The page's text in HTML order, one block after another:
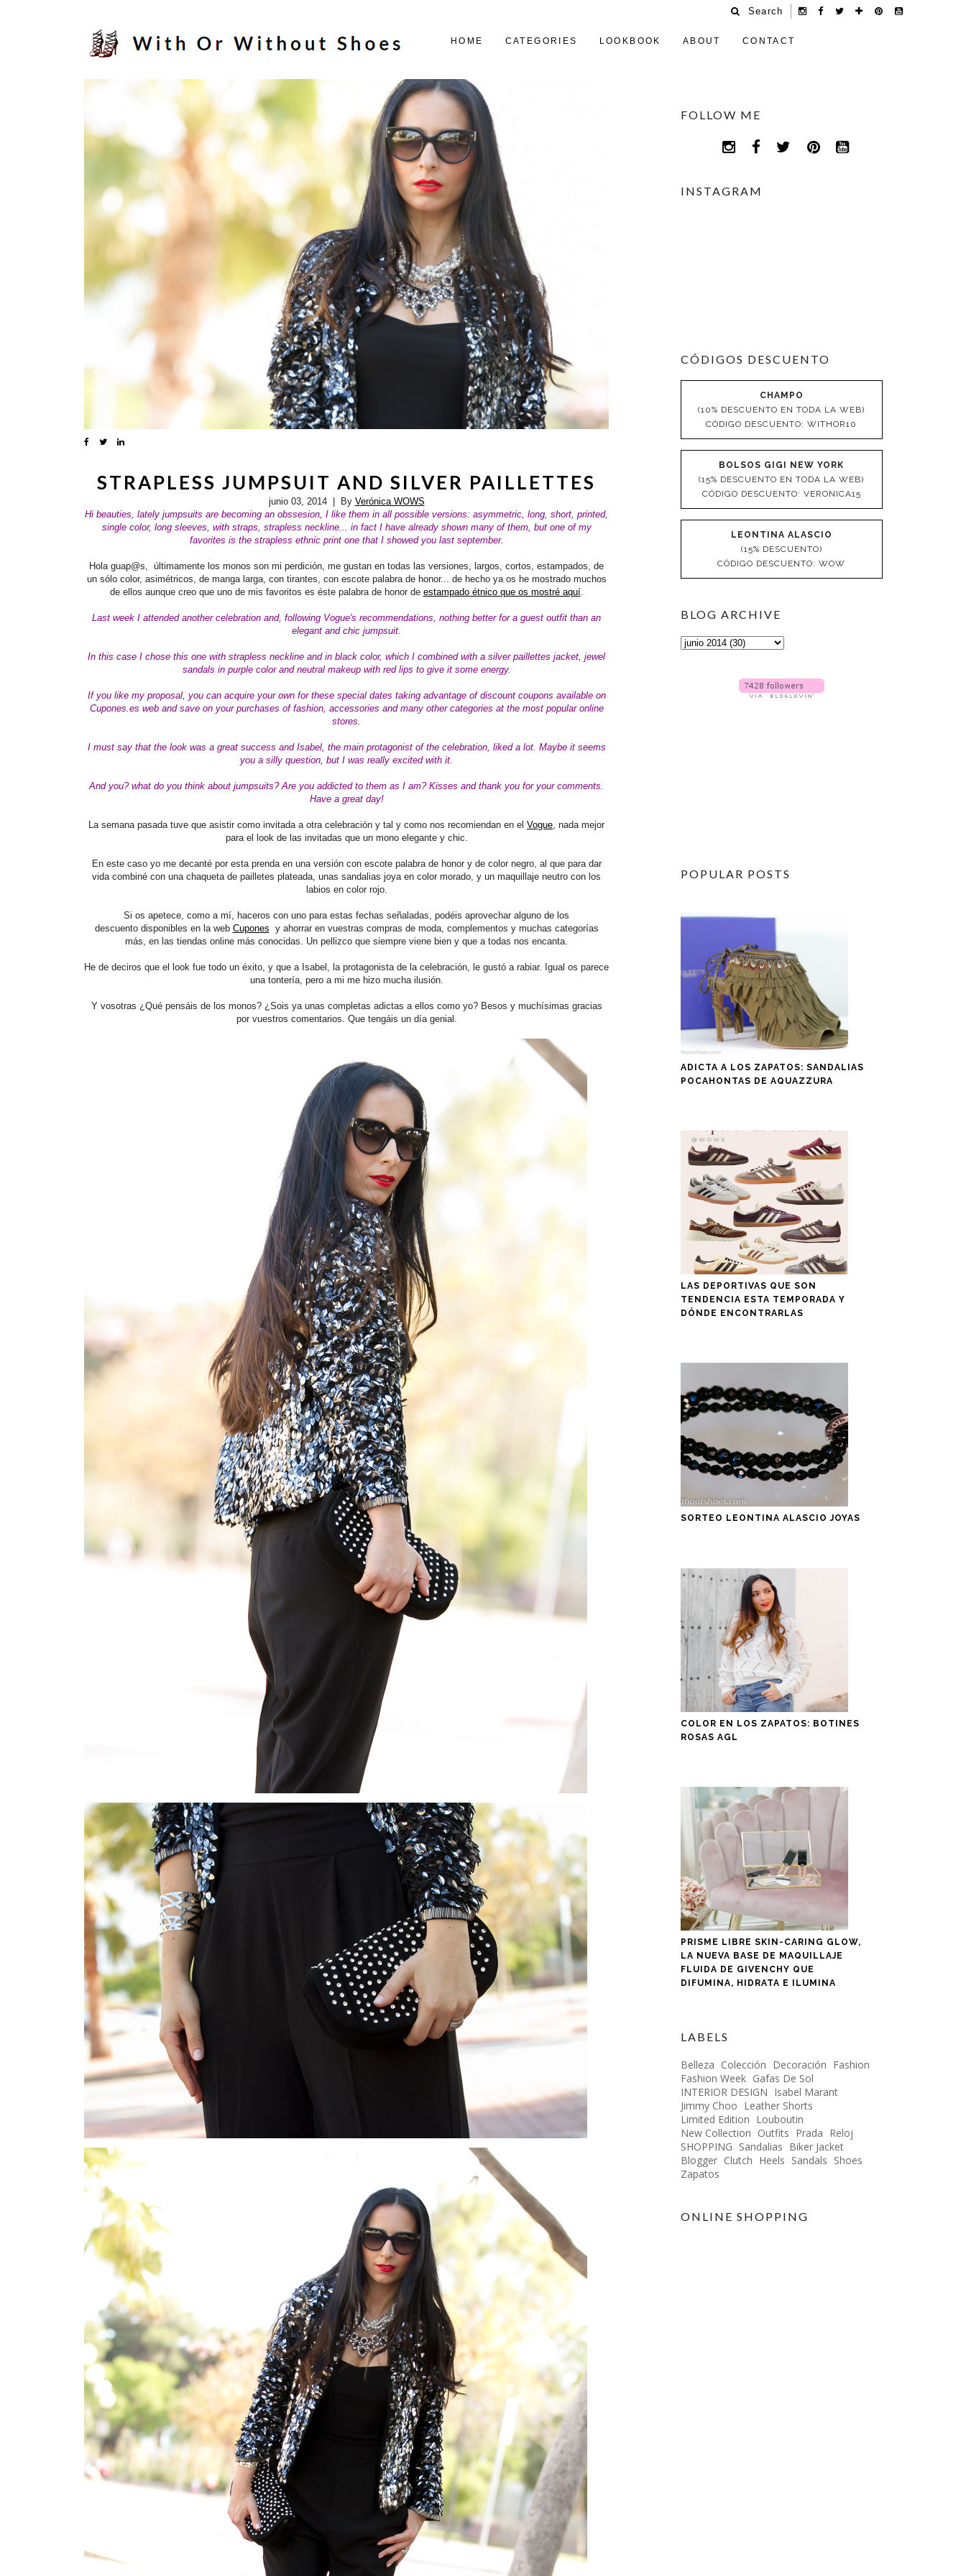
Search
HOME CATEGORIES LOOKBOOK ABOUT CONTACT
STRAPLESS JUMPSUIT AND SILVER PAILLETTES
junio 03, 2014| By Verónica WOWS
Hi beauties, lately jumpsuits are becoming an obssesion, I like them in all possible versions: asymmetric, long, short, printed,
single color, long sleeves, with straps, strapless neckline... in fact I have already shown many of them, but one of my
favorites is the strapless ethnic print one that I showed you last september.
Hola guap@s, últimamente los monos son mi perdición, me gustan en todas las versiones, largos, cortos, estampados, de
un sólo color, asimétricos, de manga larga, con tirantes, con escote palabra de honor... de hecho ya os he mostrado muchos
de ellos aunque creo que uno de mis favoritos es éste palabra de honor de estampado étnico que os mostré aquí.
Last week I attended another celebration and, following Vogue's recommendations, nothing better for a guest outfit than an
elegant and chic jumpsuit.
In this case I chose this one with strapless neckline and in black color, which I combined with a silver paillettes jacket, jewel
sandals in purple color and neutral makeup with red lips to give it some energy.
If you like my proposal, you can acquire your own for these special dates taking advantage of discount coupons available on
Cupones.es web and save on your purchases of fashion, accessories and many other categories at the most popular online
stores.
I must say that the look was a great success and Isabel, the main protagonist of the celebration, liked a lot. Maybe it seems
you a silly question, but I was really excited with it.
And you? what do you think about jumpsuits? Are you addicted to them as I am? Kisses and thank you for your comments.
Have a great day!
La semana pasada tuve que asistir como invitada a otra celebración y tal y como nos recomiendan en el Vogue, nada mejor
para el look de las invitadas que un mono elegante y chic.
En este caso yo me decanté por esta prenda en una versión con escote palabra de honor y de color negro, al que para dar
vida combiné con una chaqueta de pailletes plateada, unas sandalias joya en color morado, y un maquillaje neutro con los
labios en color rojo.
Si os apetece, como a mí, haceros con uno para estas fechas señaladas, podéis aprovechar alguno de los
descuento disponibles en la web Cupones y ahorrar en vuestras compras de moda, complementos y muchas categorías
más, en las tiendas online más conocidas. Un pellizco que siempre viene bien y que a todas nos encanta.
He de deciros que el look fue todo un éxito, y que a Isabel, la protagonista de la celebración, le gustó a rabiar. Igual os parece
una tontería, pero a mi me hizo mucha ilusión.
Y vosotras ¿Qué pensáis de los monos? ¿Sois ya unas completas adictas a ellos como yo? Besos y muchísimas gracias
por vuestros comentarios. Que tengáis un día genial.
FOLLOW ME
INSTAGRAM
CÓDIGOS DESCUENTO
CHAMPO
(10% DESCUENTO EN TODA LA WEB)
CÓDIGO DESCUENTO: WITHOR10
BOLSOS GIGI NEW YORK
(15% DESCUENTO EN TODA LA WEB)
CÓDIGO DESCUENTO: VERONICA15
LEONTINA ALASCIO
(15% DESCUENTO)
CÓDIGO DESCUENTO: WOW
BLOG ARCHIVE
POPULAR POSTS
ADICTA A LOS ZAPATOS: SANDALIAS
POCAHONTAS DE AQUAZZURA
LAS DEPORTIVAS QUE SON
TENDENCIA ESTA TEMPORADA Y
DÓNDE ENCONTRARLAS
SORTEO LEONTINA ALASCIO JOYAS
COLOR EN LOS ZAPATOS: BOTINES
ROSAS AGL
PRISME LIBRE SKIN-CARING GLOW,
LA NUEVA BASE DE MAQUILLAJE
FLUIDA DE GIVENCHY QUE
DIFUMINA, HIDRATA E ILUMINA
LABELS
Belleza Colección Decoración Fashion
Fashion Week Gafas De Sol
INTERIOR DESIGN Isabel Marant
Jimmy Choo Leather Shorts
Limited Edition Louboutin
New Collection Outfits Prada Reloj
SHOPPING Sandalias Biker Jacket
Blogger Clutch Heels Sandals Shoes
Zapatos
ONLINE SHOPPING